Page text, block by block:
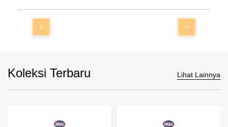
< >
Koleksi Terbaru Lihat Lainnya